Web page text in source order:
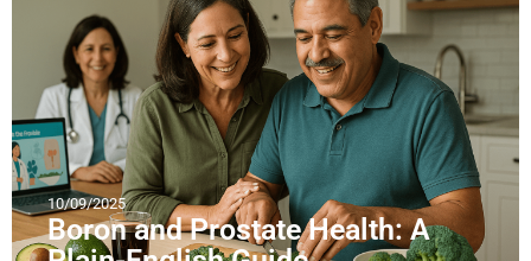
10/09/2025
Boron and Prostate Health: A